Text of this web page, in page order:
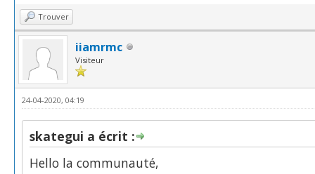
Trouver
iiamrmc
Visiteur
24-04-2020, 04:19
skategui a écrit :
Hello la communauté,